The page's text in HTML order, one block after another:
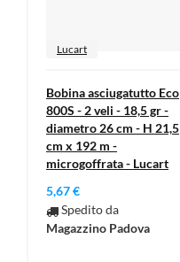
Lucart
Bobina asciugatutto Eco
800S - 2 veli - 18,5 gr -
diametro 26 cm - H 21,5
cm x 192 m -
microgoffrata - Lucart
5,67 €
Spedito da
Magazzino Padova